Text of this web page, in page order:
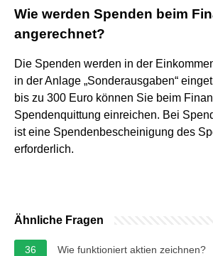
Wie werden Spenden beim
angerechnet?
Die Spenden werden in der
in der Anlage „Sonderausgaben“
bis zu 300 Euro können Sie beim
Spendenquittung einreichen. Bei
ist eine Spendenbescheinigung des
erforderlich.
Ähnliche Fragen
36 Wie funktioniert aktien zeichnen?